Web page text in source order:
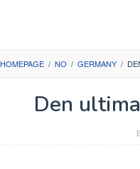
HOMEPAGE / NO / GERMANY /
Den